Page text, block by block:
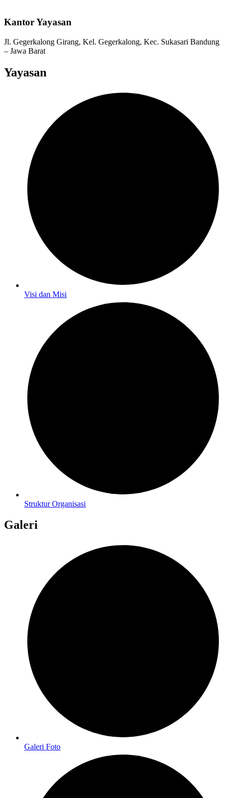
Kantor Yayasan
Jl. Gegerkalong Girang, Kel. Gegerkalong, Kec. Sukasari Bandung
– Jawa Barat
Yayasan
Visi dan Misi
Struktur Organisasi
Galeri
Galeri Foto